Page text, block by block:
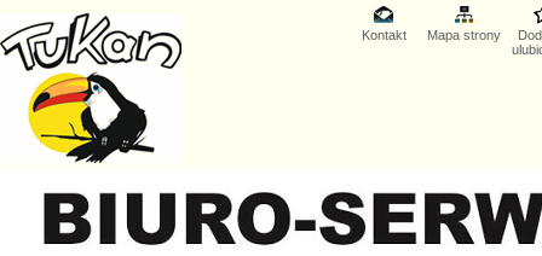
Kontakt Mapa strony